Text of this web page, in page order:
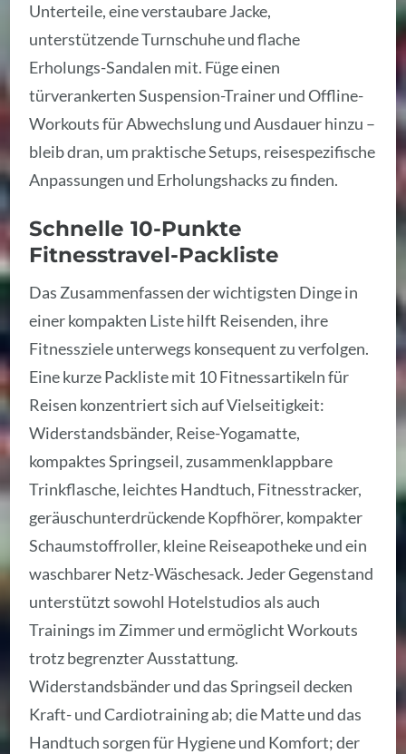
Unterteile, eine verstaubare Jacke,
unterstützende Turnschuhe und flache
Erholungs-Sandalen mit. Füge einen
türverankerten Suspension-Trainer und Offline-
Workouts für Abwechslung und Ausdauer hinzu –
bleib dran, um praktische Setups, reisespezifische
Anpassungen und Erholungshacks zu finden.
Schnelle 10-Punkte
Fitnesstravel-Packliste
Das Zusammenfassen der wichtigsten Dinge in
einer kompakten Liste hilft Reisenden, ihre
Fitnessziele unterwegs konsequent zu verfolgen.
Eine kurze Packliste mit 10 Fitnessartikeln für
Reisen konzentriert sich auf Vielseitigkeit:
Widerstandsbänder, Reise-Yogamatte,
kompaktes Springseil, zusammenklappbare
Trinkflasche, leichtes Handtuch, Fitnesstracker,
geräuschunterdrückende Kopfhörer, kompakter
Schaumstoffroller, kleine Reiseapotheke und ein
waschbarer Netz-Wäschesack. Jeder Gegenstand
unterstützt sowohl Hotelstudios als auch
Trainings im Zimmer und ermöglicht Workouts
trotz begrenzter Ausstattung.
Widerstandsbänder und das Springseil decken
Kraft- und Cardiotraining ab; die Matte und das
Handtuch sorgen für Hygiene und Komfort; der